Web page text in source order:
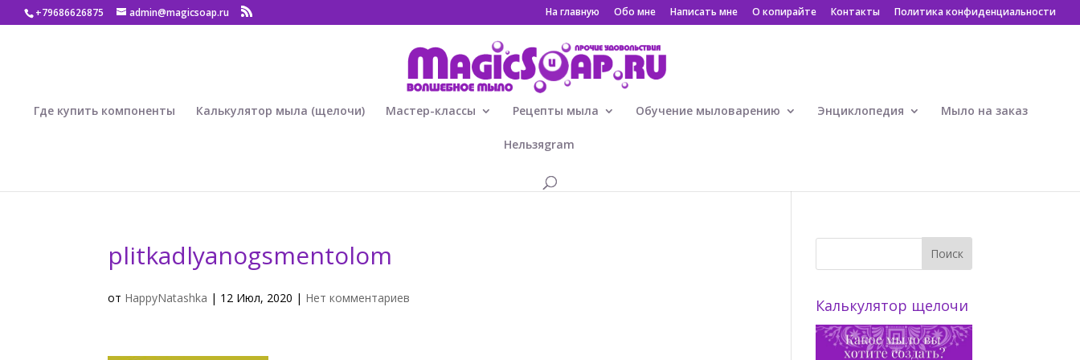
+79686626875 admin@magicsoap.ru На главную Обо мне Написать мне О копирайте Контакты Политика конфиденциальности
Где купить компоненты Калькулятор мыла (щелочи) Мастер-классы Рецепты мыла Обучение мыловарению Энциклопедия Мыло на заказ
Нельзяgram
plitkadlyanogsmentolom
от HappyNatashka | 12 Июл, 2020 | Нет комментариев Калькулятор щелочи